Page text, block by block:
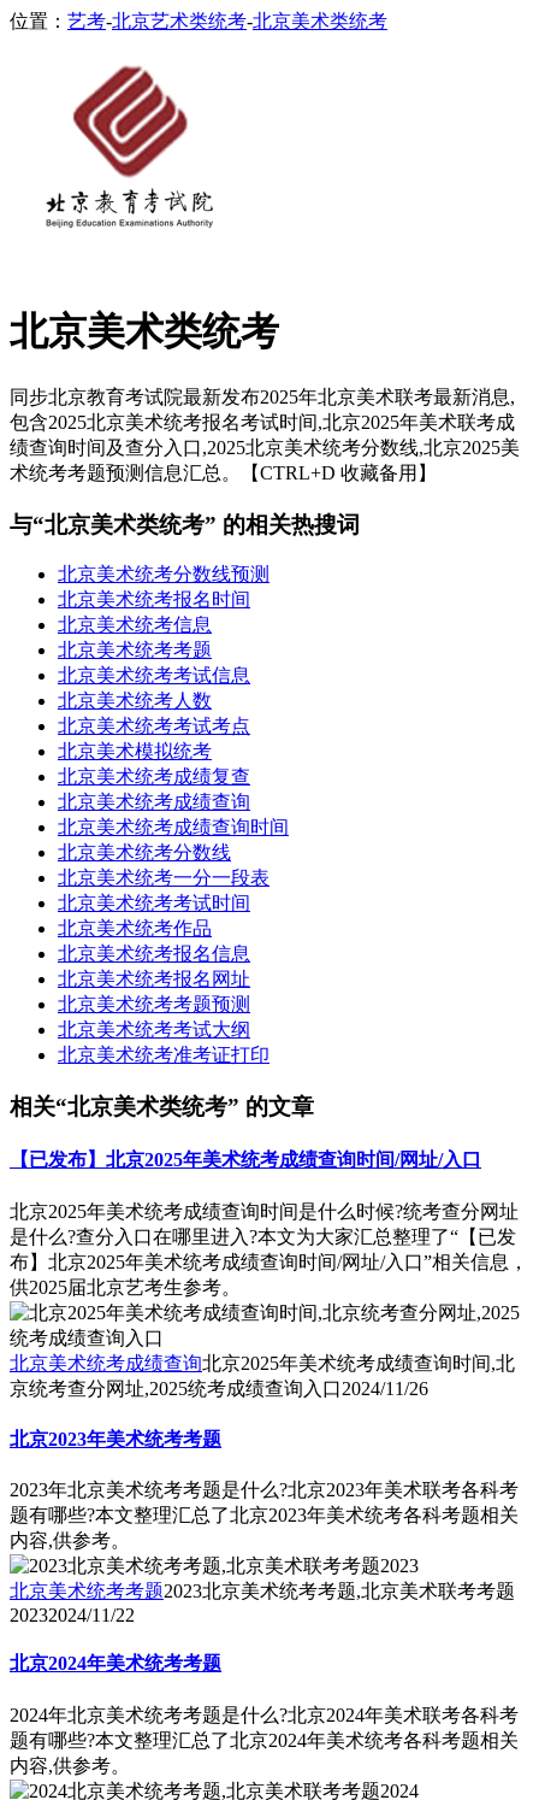
位置： 艺考-北京艺术类统考-北京美术类统考
北京美术类统考
同步北京教育考试院最新发布2025年北京美术联考最新消息,
包含2025北京美术统考报名考试时间,北京2025年美术联考成
绩查询时间及查分入口,2025北京美术统考分数线,北京2025美
术统考考题预测信息汇总。【CTRL+D 收藏备用】
与“北京美术类统考” 的相关热搜词
北京美术统考分数线预测
北京美术统考报名时间
北京美术统考信息
北京美术统考考题
北京美术统考考试信息
北京美术统考人数
北京美术统考考试考点
北京美术模拟统考
北京美术统考成绩复查
北京美术统考成绩查询
北京美术统考成绩查询时间
北京美术统考分数线
北京美术统考一分一段表
北京美术统考考试时间
北京美术统考作品
北京美术统考报名信息
北京美术统考报名网址
北京美术统考考题预测
北京美术统考考试大纲
北京美术统考准考证打印
相关“北京美术类统考” 的文章
【已发布】北京2025年美术统考成绩查询时间/网址/入口
北京2025年美术统考成绩查询时间是什么时候?统考查分网址
是什么?查分入口在哪里进入?本文为大家汇总整理了“【已发
布】北京2025年美术统考成绩查询时间/网址/入口”相关信息，
供2025届北京艺考生参考。
北京美术统考成绩查询北京2025年美术统考成绩查询时间,北
京统考查分网址,2025统考成绩查询入口2024/11/26
北京2023年美术统考考题
2023年北京美术统考考题是什么?北京2023年美术联考各科考
题有哪些?本文整理汇总了北京2023年美术统考各科考题相关
内容,供参考。
北京美术统考考题2023北京美术统考考题,北京美术联考考题
20232024/11/22
北京2024年美术统考考题
2024年北京美术统考考题是什么?北京2024年美术联考各科考
题有哪些?本文整理汇总了北京2024年美术统考各科考题相关
内容,供参考。